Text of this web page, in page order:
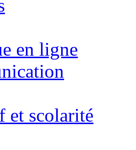
en ligne
et scolarité